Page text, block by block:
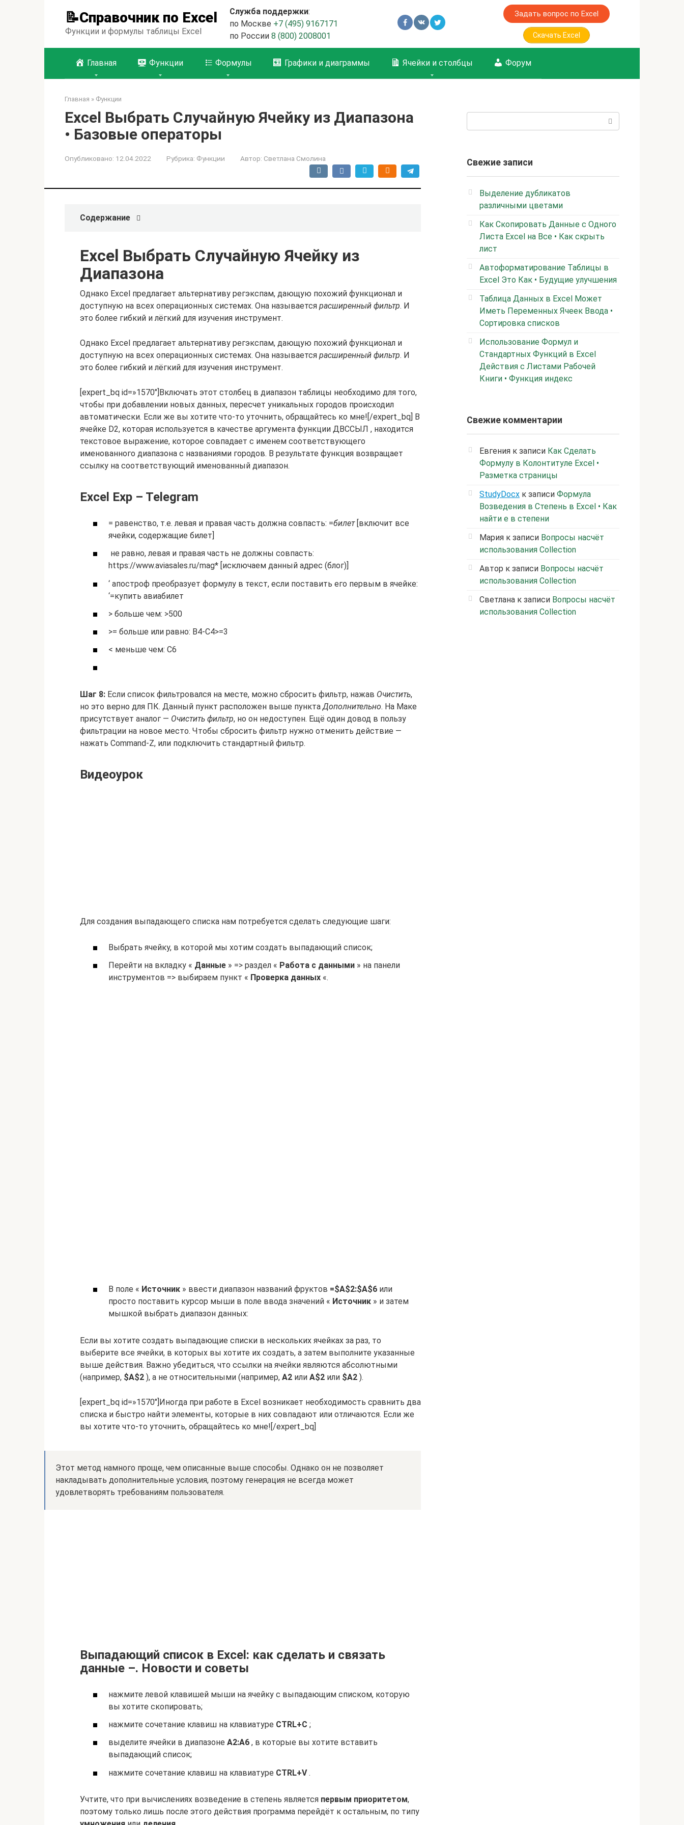
📝Справочник по Excel
Функции и формулы таблицы Excel
Служба поддержки:
по Москве +7 (495) 9167171
по России 8 (800) 2008001
Задать вопрос по Excel
Скачать Excel
Главная Функции Формулы Графики и диаграммы Ячейки и столбцы Форум
Главная » Функции
Excel Выбрать Случайную Ячейку из Диапазона
• Базовые операторы
Опубликовано: 12.04.2022 Рубрика: Функции Автор: Светлана Смолина
Содержание
Excel Выбрать Случайную Ячейку из
Диапазона
Однако Excel предлагает альтернативу регэкспам, дающую похожий функционал и
доступную на всех операционных системах. Она называется расширенный фильтр. И
это более гибкий и лёгкий для изучения инструмент.
Однако Excel предлагает альтернативу регэкспам, дающую похожий функционал и
доступную на всех операционных системах. Она называется расширенный фильтр. И
это более гибкий и лёгкий для изучения инструмент.
[expert_bq id=»1570″]Включать этот столбец в диапазон таблицы необходимо для того,
чтобы при добавлении новых данных, пересчет уникальных городов происходил
автоматически. Если же вы хотите что-то уточнить, обращайтесь ко мне![/expert_bq] В
ячейке D2, которая используется в качестве аргумента функции ДВССЫЛ , находится
текстовое выражение, которое совпадает с именем соответствующего
именованного диапазона с названиями городов. В результате функция возвращает
ссылку на соответствующий именованный диапазон.
Excel Exp – Telegram
= равенство, т.е. левая и правая часть должна совпасть: =билет[включит все
ячейки, содержащие билет]
не равно, левая и правая часть не должны совпасть:
https://www.aviasales.ru/mag* [исключаем данный адрес (блог)]
‘ апостроф преобразует формулу в текст, если поставить его первым в ячейке:
‘=купить авиабилет
> больше чем: >500
>= больше или равно: B4-C4>=3
< меньше чем: C6
Шаг 8: Если список фильтровался на месте, можно сбросить фильтр, нажав Очистить,
но это верно для ПК. Данный пункт расположен выше пунктаДополнительно. На Маке
присутствует аналог — Очистить фильтр, но он недоступен. Ещё один довод в пользу
фильтрации на новое место. Чтобы сбросить фильтр нужно отменить действие —
нажать Command-Z, или подключить стандартный фильтр.
Видеоурок
Для создания выпадающего списка нам потребуется сделать следующие шаги:
Выбрать ячейку, в которой мы хотим создать выпадающий список;
Перейти на вкладку « Данные » => раздел « Работа с данными » на панели
инструментов => выбираем пункт « Проверка данных «.
В поле « Источник » ввести диапазон названий фруктов =$A$2:$A$6 или
просто поставить курсор мыши в поле ввода значений « Источник » и затем
мышкой выбрать диапазон данных:
Если вы хотите создать выпадающие списки в нескольких ячейках за раз, то
выберите все ячейки, в которых вы хотите их создать, а затем выполните указанные
выше действия. Важно убедиться, что ссылки на ячейки являются абсолютными
(например, $A$2 ), а не относительными (например, A2 или A$2 или $A2 ).
[expert_bq id=»1570″]Иногда при работе в Excel возникает необходимость сравнить два
списка и быстро найти элементы, которые в них совпадают или отличаются. Если же
вы хотите что-то уточнить, обращайтесь ко мне![/expert_bq]
Этот метод намного проще, чем описанные выше способы. Однако он не позволяет
накладывать дополнительные условия, поэтому генерация не всегда может
удовлетворять требованиям пользователя.
Выпадающий список в Excel: как сделать и связать
данные –. Новости и советы
нажмите левой клавишей мыши на ячейку с выпадающим списком, которую
вы хотите скопировать;
нажмите сочетание клавиш на клавиатуре CTRL+C ;
выделите ячейки в диапазоне А2:А6 , в которые вы хотите вставить
выпадающий список;
нажмите сочетание клавиш на клавиатуре CTRL+V.
Учтите, что при вычислениях возведение в степень является первым приоритетом,
поэтому только лишь после этого действия программа перейдёт к остальным, по типу
Свежие записи
Выделение дубликатов
различными цветами
Как Скопировать Данные с Одного
Листа Excel на Все • Как скрыть
лист
Автоформатирование Таблицы в
Excel Это Как • Будущие улучшения
Таблица Данных в Excel Может
Иметь Переменных Ячеек Ввода •
Сортировка списков
Использование Формул и
Стандартных Функций в Excel
Действия с Листами Рабочей
Книги • Функция индекс
Свежие комментарии
Евгения к записи Как Сделать
Формулу в Колонтитуле Excel •
Разметка страницы
StudyDocx к записи Формула
Возведения в Степень в Excel • Как
найти е в степени
Мария к записи Вопросы насчёт
использования Collection
Автор к записи Вопросы насчёт
использования Collection
Светлана к записи Вопросы насчёт
использования Collection